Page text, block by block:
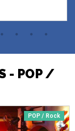
- POP /
POP / Rock